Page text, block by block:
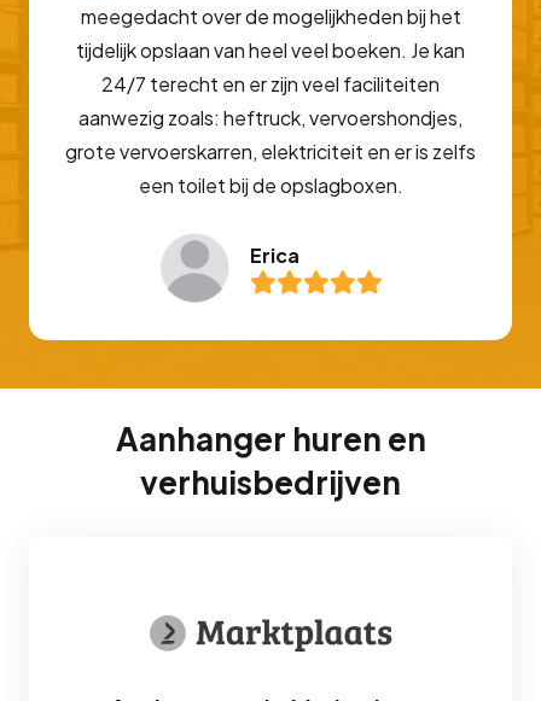
meegedacht over de mogelijkheden bij het
tijdelijk opslaan van heel veel boeken. Je kan
24/7 terecht en er zijn veel faciliteiten
aanwezig zoals: heftruck, vervoershondjes,
grote vervoerskarren, elektriciteit en er is zelfs
een toilet bij de opslagboxen.
Erica
Aanhanger huren en
verhuisbedrijven